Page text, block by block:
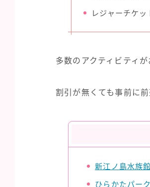
レジャーチケ
多数のアクティビティ
割引が無くても事前に
新江ノ島水族館
ひらかたパーク